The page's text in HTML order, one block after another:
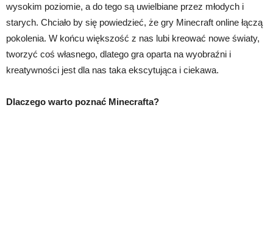
wysokim poziomie, a do tego są uwielbiane przez młodych i
starych. Chciało by się powiedzieć, że gry Minecraft online łączą
pokolenia. W końcu większość z nas lubi kreować nowe światy,
tworzyć coś własnego, dlatego gra oparta na wyobraźni i
kreatywności jest dla nas taka ekscytująca i ciekawa.
Dlaczego warto poznać Minecrafta?